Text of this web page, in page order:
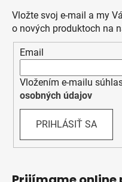
Vložte svoj e-mail a my
o nových produktoch na
Email
Vložením e-mailu
osobných údajov
PRIHLÁSIŤ SA